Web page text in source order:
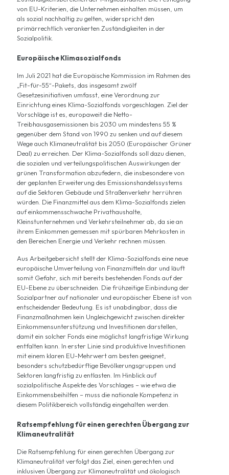
von EU-Kriterien, die Unternehmen einhalten müssen, um
als sozial nachhaltig zu gelten, widerspricht den
primärrechtlich verankerten Zuständigkeiten in der
Sozialpolitik.
Europäische Klimasozialfonds
Im Juli 2021 hat die Europäische Kommission im Rahmen des
Fit-für-55“-Pakets, das insgesamt zwölf
Gesetzesinitiativen umfasst, eineVerordnung zur
Einrichtung eines Klima-Sozialfonds vorgeschlagen. Ziel der
Vorschläge ist es, europaweit die Netto-
Treibhausgasemissionen bis 2030 um mindestens 55 %
gegenüber dem Stand von 1990 zu senken und auf diesem
Wege auch Klimaneutralität bis 2050 (Europäischer Grüner
Deal) zu erreichen. Der Klima-Sozialfonds soll dazu dienen,
die sozialen und verteilungspolitischen Auswirkungen der
grünen Transformation abzufedern, die insbesondere von
der geplanten Erweiterung des Emissionshandelssystems
auf die Sektoren Gebäude und Straßenverkehr herrühren
würden. Die Finanzmittel aus dem Klima-Sozialfonds zielen
auf einkommensschwache Privathaushalte,
Kleinstunternehmen und Verkehrsteilnehmer ab, da sie an
ihrem Einkommen gemessen mit spürbaren Mehrkosten in
den Bereichen Energie und Verkehr rechnen müssen.
Aus Arbeitgebersicht stellt der Klima-Sozialfonds eine neue
europäische Umverteilung von Finanzmitteln dar und läuft
somit Gefahr, sich mit bereits bestehenden Fonds auf der
EU-Ebene zu überschneiden. Die frühzeitige Einbindung der
Sozialpartner auf nationaler und europäischer Ebene ist von
entscheidender Bedeutung. Es ist unabdingbar, dass die
Finanzmaßnahmen kein Ungleichgewicht zwischen direkter
Einkommensunterstützung und Investitionen darstellen,
damit ein solcher Fonds eine möglichst langfristige Wirkung
entfalten kann. In erster Linie sind produktive Investitionen
mit einem klaren EU-Mehrwert am besten geeignet,
besonders schutzbedürftige Bevölkerungsgruppen und
Sektoren langfristig zu entlasten. Im Hinblick auf
sozialpolitische Aspekte des Vorschlages – wie etwa die
Einkommensbeihilfen – muss die nationale Kompetenz in
diesem Politikbereich vollständig eingehalten werden.
Ratsempfehlung für einen gerechten Übergang zur
Klimaneutralität
Die Ratsempfehlung für einen gerechten Übergang zur
Klimaneutralitätverfolgt das Ziel, einen gerechten und
inklusiven Übergang zur Klimaneutralität und ökologisch